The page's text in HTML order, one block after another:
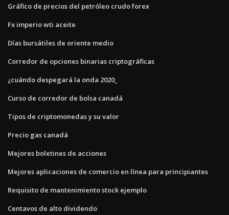
Gráfico de precios del petróleo crudo forex
Fx imperio wti aceite
Días bursátiles de oriente medio
Corredor de opciones binarias criptográficas
¿cuándo despegará la onda 2020_
Curso de corredor de bolsa canadá
Tipos de criptomonedas y su valor
Precio gas canadá
Mejores boletines de acciones
Mejores aplicaciones de comercio en línea para principiantes
Requisito de mantenimiento stock ejemplo
Centavos de alto dividendo